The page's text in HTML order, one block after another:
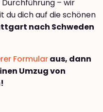
– wir
du dich auf die schönen
nach Schweden
Formularaus, dann
Umzug von